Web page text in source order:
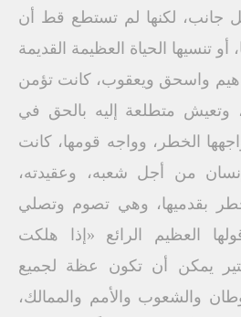
جانب، لكنها لم تستطع قط أن
أو تنسيها الحياة العظيمة القديمة
واسحق ويعقوب، كانت تؤمن
وتعيش متطلعة إليه بالحق في
الخطر، وواجه قومها، كانت
من أجل شعبه، وعقيدته،
بقدميها، وهي تصوم وتصلي
العظيم الرائع «إذا هلكت
يمكن أن تكون عظة لجميع
والشعوب والأمم والممالك،